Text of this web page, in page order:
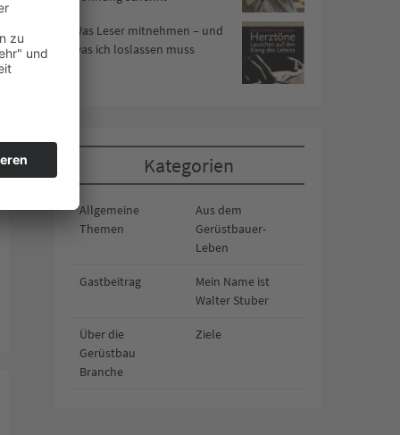
Was Leser mitnehmen – und
was ich loslassen muss
Kategorien
Allgemeine
Themen
Aus dem
Gerüstbauer-
Leben
Gastbeitrag
Mein Name ist
Walter Stuber
Über die
Gerüstbau
Branche
Ziele